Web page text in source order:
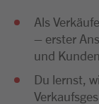
Als
– erster
und Kunden
Du lernst,